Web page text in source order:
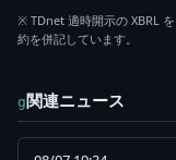
※ TDnet 適時開示の XBRL
約を併記しています。
g関連ニュース